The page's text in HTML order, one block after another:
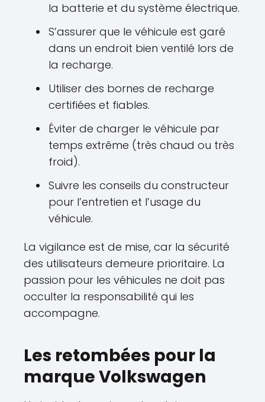
la batterie et du système électrique.
S’assurer que le véhicule est garé
dans un endroit bien ventilé lors de
la recharge.
Utiliser des bornes de recharge
certifiées et fiables.
Éviter de charger le véhicule par
temps extrême (très chaud ou très
froid).
Suivre les conseils du constructeur
pour l’entretien et l’usage du
véhicule.
La vigilance est de mise, car la sécurité
des utilisateurs demeure prioritaire. La
passion pour les véhicules ne doit pas
occulter la responsabilité qui les
accompagne.
Les retombées pour la
marque Volkswagen